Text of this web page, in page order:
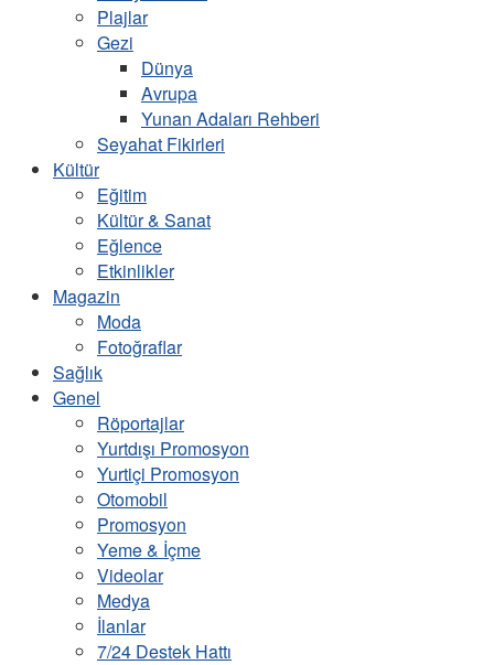
Plajlar
Gezi
Dünya
Avrupa
Yunan Adaları Rehberi
Seyahat Fikirleri
Kültür
Eğitim
Kültür & Sanat
Eğlence
Etkinlikler
Magazin
Moda
Fotoğraflar
Sağlık
Genel
Röportajlar
Yurtdışı Promosyon
Yurtiçi Promosyon
Otomobil
Promosyon
Yeme & İçme
Videolar
Medya
İlanlar
7/24 Destek Hattı